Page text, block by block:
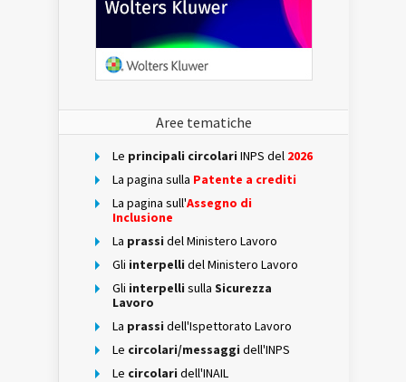
Aree tematiche
Le principali circolari INPS del 2026
La pagina sulla Patente a crediti
La pagina sull'Assegno di
Inclusione
La prassi del Ministero Lavoro
Gli interpelli del Ministero Lavoro
Gli interpelli sulla Sicurezza
Lavoro
La prassi dell'Ispettorato Lavoro
Le circolari/messaggi dell'INPS
Le circolari dell'INAIL